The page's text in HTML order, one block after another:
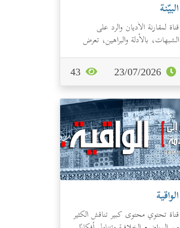
البيّنة
قناة لمقارنة الأديان والرد على
الشبهات، بالأدلة والبراهين، تعرض
محتواها بشكل منطقي وممتع.
الواقية
قناة تحتوي محتوى كبير تناقش الكثير